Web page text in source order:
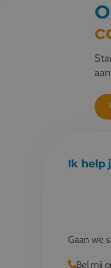
Ik help
Gaan we
Bel mij